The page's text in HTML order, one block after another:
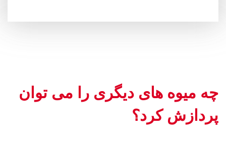
چه میوه های دیگری را می توان
پردازش کرد؟